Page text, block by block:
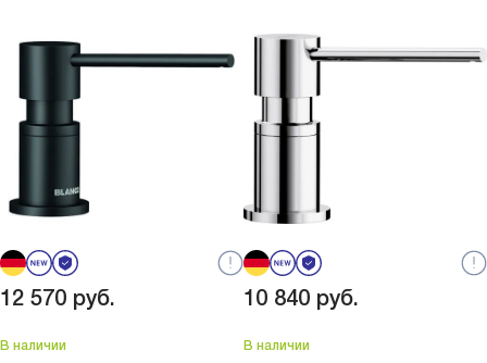
12 570 руб.
В наличии
10 840 руб.
В наличии